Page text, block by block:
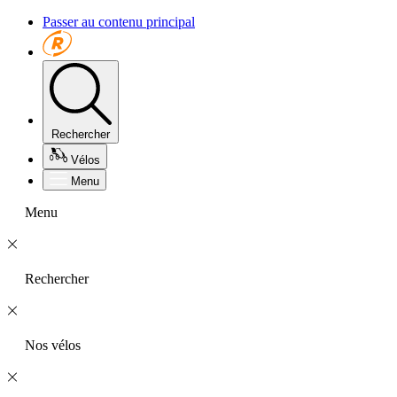
Passer au contenu principal
Rechercher
Vélos
Menu
Menu
Rechercher
Nos vélos